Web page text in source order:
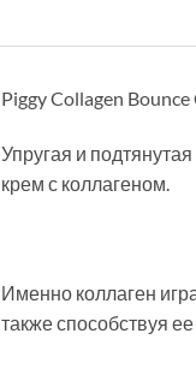
Piggy Collagen
Упругая и
крем с коллагеном.
Именно коллаген
также способствуя